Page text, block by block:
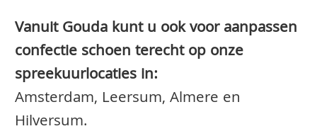
Vanuit Gouda kunt u ook voor aanpassen
confectie schoen terecht op onze
spreekuurlocaties in:
Amsterdam, Leersum, Almere en
Hilversum.